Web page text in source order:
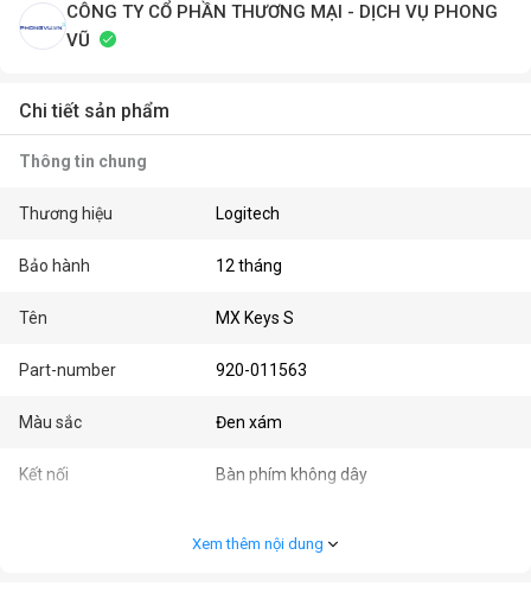
CÔNG TY CỔ PHẦN THƯƠNG MẠI - DỊCH VỤ PHONG
VŨ
Chi tiết sản phẩm
Thông tin chung
Thương hiệu Logitech
Bảo hành 12 tháng
Tên MX Keys S
Part-number 920-011563
Màu sắc Đen xám
Kết nối Bàn phím không dây
Xem thêm nội dung